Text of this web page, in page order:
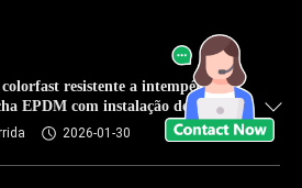
resistente a intempéries
EPDM com instalação de pista
2026-01-30